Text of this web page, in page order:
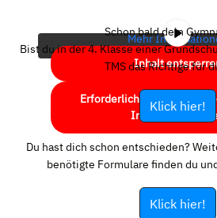
Mehr
Inhalt
Erforderlichen Service
Inhalte
Schon bald dein
Bist du in der 4. Klasse einer
TMS das Richtige für
Klick hier!
Du hast dich schon entschieden?
benötigte Formulare finden du
Klick hier!